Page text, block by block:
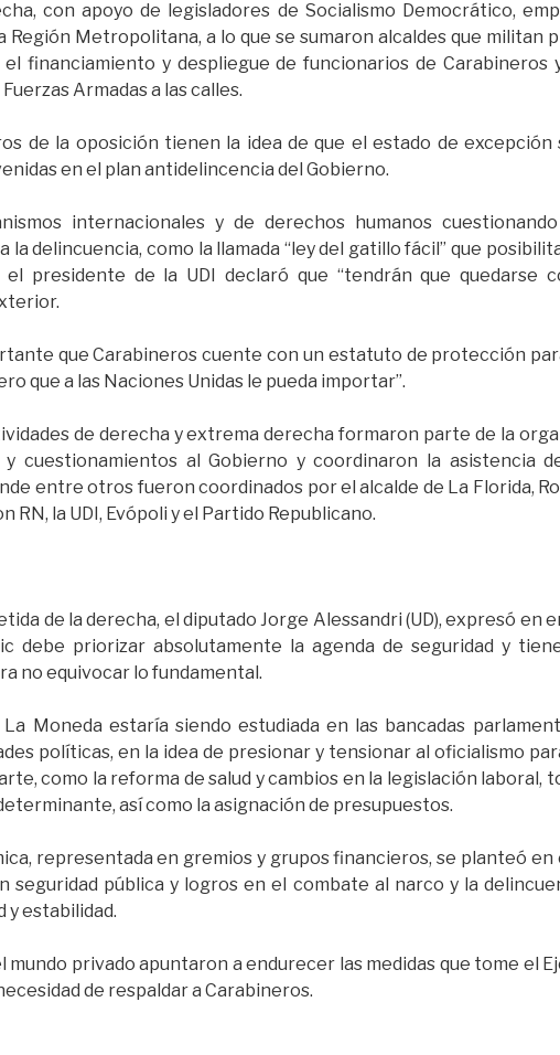
con apoyo de legisladores de Socialismo Democrático,
Región Metropolitana, a lo que se sumaron alcaldes que militan
financiamiento y despliegue de funcionarios de Carabineros
Armadas a las calles.
de la oposición tienen la idea de que el estado de excepción
en el plan antidelincencia del Gobierno.
internacionales y de derechos humanos
delincuencia, como la llamada “ley del gatillo fácil” que
presidente de la UDI declaró que “tendrán que quedarse
que Carabineros cuente con un estatuto de protección
que a las Naciones Unidas le pueda importar”.
de derecha y extrema derecha formaron parte de la
cuestionamientos al Gobierno y coordinaron la asistencia
entre otros fueron coordinados por el alcalde de La Florida,
RN, la UDI, Evópoli y el Partido Republicano.
de la derecha, el diputado Jorge Alessandri (UD), expresó en
debe priorizar absolutamente la agenda de seguridad y
no equivocar lo fundamental.
Moneda estaría siendo estudiada en las bancadas
políticas, en la idea de presionar y tensionar al oficialismo
como la reforma de salud y cambios en la legislación laboral,
así como la asignación de presupuestos.
representada en gremios y grupos financieros, se planteó en
seguridad pública y logros en el combate al narco y la
y estabilidad.
privado apuntaron a endurecer las medidas que tome el
de respaldar a Carabineros.